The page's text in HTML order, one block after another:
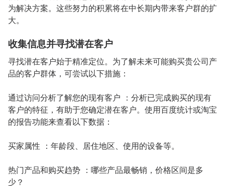
为解决方案。这些努力的积累将在中长期内带来客户群的扩
大。
收集信息并寻找潜在客户
寻找潜在客户始于精准定位。为了解未来可能购买贵公司产
品的客户群体，可尝试以下措施：
通过访问分析了解您的现有客户 ：分析已完成购买的现有
客户的特征，有助于您确定潜在客户。使用百度统计或淘宝
的报告功能来查看以下数据：
买家属性 ：年龄段、居住地区、使用的设备等。
热门产品和购买趋势 ：哪些产品最畅销，价格区间是多
少？